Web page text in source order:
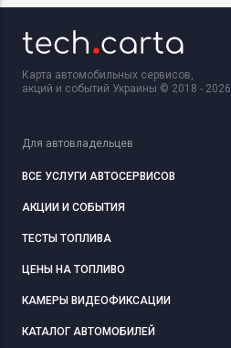
Карта автомобильных сервисов,
акций и событий Украины © 2018 - 2026
Для автовладельцев
ВСЕ УСЛУГИ АВТОСЕРВИСОВ
АКЦИИ И СОБЫТИЯ
ТЕСТЫ ТОПЛИВА
ЦЕНЫ НА ТОПЛИВО
КАМЕРЫ ВИДЕОФИКСАЦИИ
КАТАЛОГ АВТОМОБИЛЕЙ